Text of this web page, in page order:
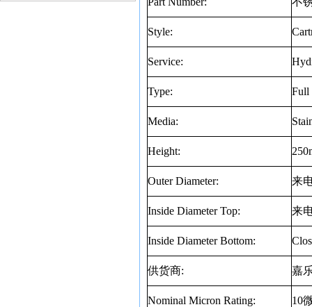
Style:
Service:
Type: Full
Media:
Height:
Outer Diameter: 来
Inside Diameter Top: 来
Inside Diameter Bottom:
供货商: 嘉
Nominal Micron Rating: 10